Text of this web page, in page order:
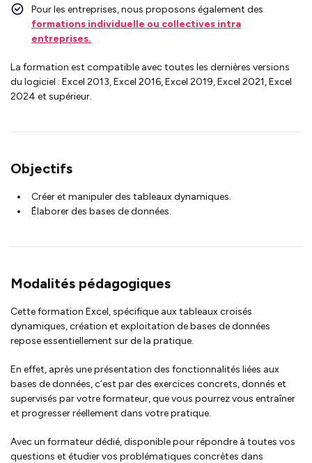
Pour les entreprises, nous proposons également des
formations individuelle ou collectives intra
entreprises.
La formation est compatible avec toutes les dernières versions
du logiciel : Excel 2013, Excel 2016, Excel 2019, Excel 2021, Excel
2024 et supérieur.
Objectifs
Créer et manipuler des tableaux dynamiques.
Élaborer des bases de données.
Modalités pédagogiques
Cette formation Excel, spécifique aux tableaux croisés
dynamiques, création et exploitation de bases de données
repose essentiellement sur de la pratique.
En effet, après une présentation des fonctionnalités liées aux
bases de données, c’est par des exercices concrets, donnés et
supervisés par votre formateur, que vous pourrez vous entraîner
et progresser réellement dans votre pratique.
Avec un formateur dédié, disponible pour répondre à toutes vos
questions et étudier vos problématiques concrètes dans